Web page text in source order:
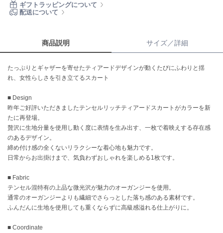
CELFORD
セルフォード
Clarks Premium
クラークス
CODE A
コードエー
COLE HAAN
コール ハーン
CONVERSE
コンバース
DANSKIN
ギフトラッピングについて
配送について
商品説明 サイズ／詳細
たっぷりとギャザーを寄せたティアードデザインが動くたびにふわりと揺
れ、女性らしさを引き立てるスカート
■ Design
昨年ご好評いただきましたテンセルリッチティアードスカートがカラーを新
たに再登場。
贅沢に生地分量を使用し動く度に表情を生み出す、一枚で着映えする存在感
のあるデザイン。
締め付け感の全くないリラクシーな着心地も魅力です。
日常からお出掛けまで、気負わずおしゃれを楽しめる1枚です。
■ Fabric
テンセル混特有の上品な微光沢が魅力のオーガンジーを使用。
通常のオーガンジーよりも繊細でさらっとした落ち感のある素材です。
ふんだんに生地を使用しても重くならずに高級感溢れる仕上がりに。
■ Coordinate